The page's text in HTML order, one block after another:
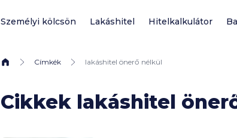
Személyi kölcsön Lakáshitel Hitelkalkulátor
Címkék lakáshitel önerő nélkül
Cikkek lakáshitel